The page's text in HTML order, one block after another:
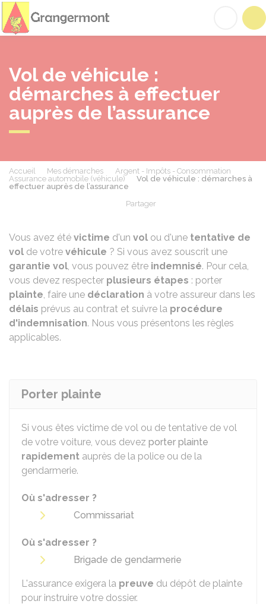
Vol de véhicule :
démarches à effectuer
auprès de l’assurance
Accueil Mes démarches
Argent - Impôts - Consommation
Assurance automobile (véhicule)
Vol de véhicule : démarches à
effectuer auprès de l’assurance
Partager
Vous avez été victime d'un vol ou d'une tentative de
vol de votre véhicule ? Si vous avez souscrit une
garantie vol, vous pouvez être indemnisé. Pour cela,
vous devez respecter plusieurs étapes : porter
plainte, faire une déclaration à votre assureur dans les
délais prévus au contrat et suivre la procédure
d'indemnisation. Nous vous présentons les règles
applicables.
Porter plainte
Si vous êtes victime de vol ou de tentative de vol
de votre voiture, vous devez porter plainte
rapidement auprès de la police ou de la
gendarmerie.
Où s'adresser ?
Commissariat
Où s'adresser ?
Brigade de gendarmerie
L'assurance exigera la preuve du dépôt de plainte
pour instruire votre dossier.